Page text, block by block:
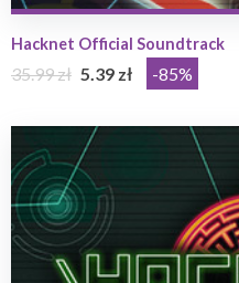
Hacknet Official Soundtrack
35.99 zł 5.39 zł -85%